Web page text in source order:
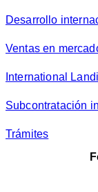
Desarrollo
Ventas en
International
Subcontratación
Trámites